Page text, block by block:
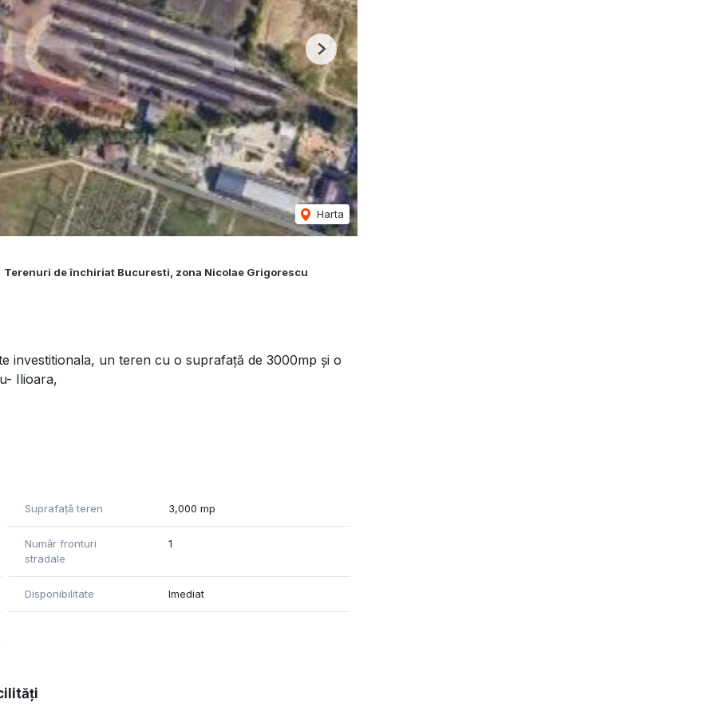
Harta
Next
Terenuri de închiriat Bucuresti, zona Nicolae Grigorescu
investitionala, un teren cu o suprafață de 3000mp și o
Ilioara,
Suprafață teren 3,000 mp
Număr fronturi
stradale
1
Disponibilitate Imediat